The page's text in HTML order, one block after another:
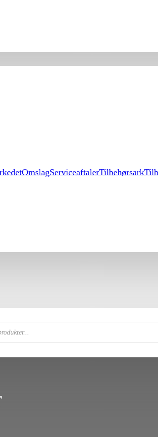
OmslagServiceaftalerTilbehørsark